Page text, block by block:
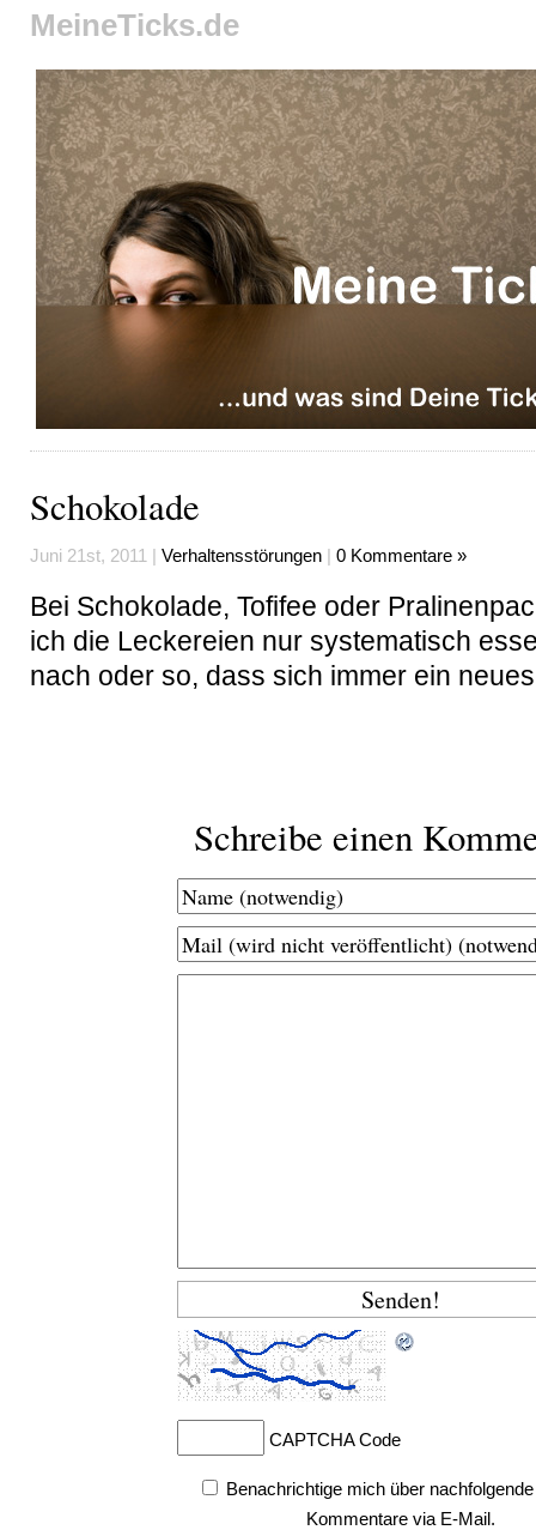
MeineTicks.de
Schokolade
Juni 21st, 2011 | Verhaltensstörungen | 0 Kommentare »
Bei Schokolade, Tofifee oder
ich die Leckereien nur systematisch
nach oder so, dass sich immer ein
Schreibe einen
CAPTCHA Code
Benachrichtige mich über nachfolgende
Kommentare via E-Mail.